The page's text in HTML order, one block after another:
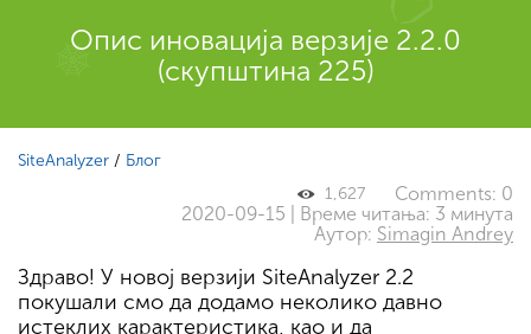
Опис иновација верзије 2.2.0
(скупштина 225)
SiteAnalyzer / Блог
Comments: 0
1,627
2020-09-15 | Време читања: 3 минута
Аутор: Simagin Andrey
Здраво! У новој верзији SiteAnalyzer 2.2
покушали смо да додамо неколико давно
истеклих карактеристика, као и да